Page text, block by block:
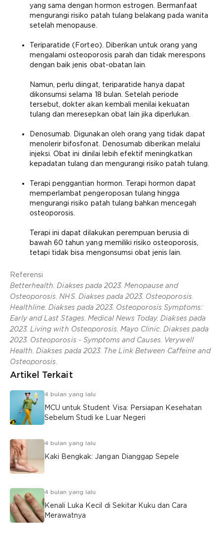
yang sama dengan hormon estrogen. Bermanfaat
mengurangi risiko patah tulang belakang pada wanita
setelah menopause.
Teriparatide (Forteo). Diberikan untuk orang yang
mengalami osteoporosis parah dan tidak merespons
dengan baik jenis obat-obatan lain.
Namun, perlu diingat, teriparatide hanya dapat
dikonsumsi selama 18 bulan. Setelah periode
tersebut, dokter akan kembali menilai kekuatan
tulang dan meresepkan obat lain jika diperlukan.
Denosumab. Digunakan oleh orang yang tidak dapat
menolerir bifosfonat. Denosumab diberikan melalui
injeksi. Obat ini dinilai lebih efektif meningkatkan
kepadatan tulang dan mengurangi risiko patah tulang.
Terapi penggantian hormon. Terapi hormon dapat
memperlambat pengeroposan tulang hingga
mengurangi risiko patah tulang bahkan mencegah
osteoporosis.
Terapi ini dapat dilakukan perempuan berusia di
bawah 60 tahun yang memiliki risiko osteoporosis,
tetapi tidak bisa mengonsumsi obat jenis lain.
Referensi
Betterhealth. Diakses pada 2023. Menopause and
Osteoporosis. NHS. Diakses pada 2023. Osteoporosis.
Healthline. Diakses pada 2023. Osteoporosis Symptoms:
Early and Last Stages. Medical News Today. Diakses pada
2023. Living with Osteoporosis. Mayo Clinic. Diakses pada
2023. Osteoporosis - Symptoms and Causes. Verywell
Health. Diakses pada 2023. The Link Between Caffeine and
Osteoporosis.
Artikel Terkait
4 bulan yang lalu
MCU untuk Student Visa: Persiapan Kesehatan
Sebelum Studi ke Luar Negeri
4 bulan yang lalu
Kaki Bengkak: Jangan Dianggap Sepele
4 bulan yang lalu
Kenali Luka Kecil di Sekitar Kuku dan Cara
Merawatnya